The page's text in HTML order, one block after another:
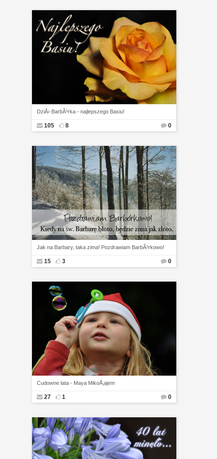
DziÅ› BarbÃ³rka - najlepszego Basiu!
105 8 0
Jak na Barbary, taka zima! Pozdrawiam BarbÃ³rkowo!
15 3 0
Cudowne lata - Maya MikoÅ‚ajem
27 1 0